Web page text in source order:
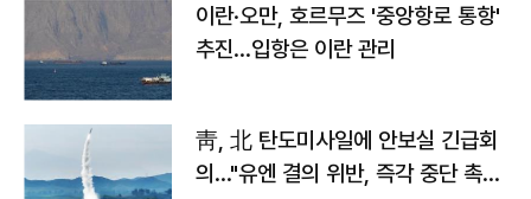
이란·오만, 호르무즈 '중앙항로 통항'
추진…입항은 이란 관리
靑, 北 탄도미사일에 안보실 긴급회
의…"유엔 결의 위반, 즉각 중단 촉